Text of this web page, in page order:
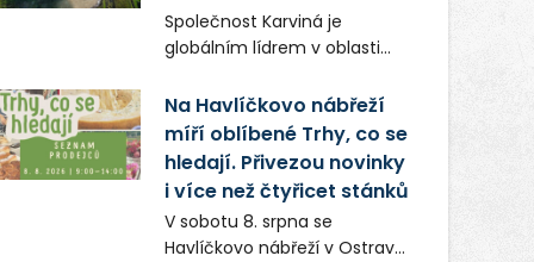
moravskoslezskou metropoli
nevybrali náhodou – její
přirozenou součástí příběhu
bývalého boxerského
šampiona Hoffa (Milan
Ondrík), jenž se po letech
vrací do světa vrcholových
zápasů, tentokrát v MMA.
Společnost Karviná je
globálním lídrem v oblasti
systémů, stabilním
zaměstnavatelem na
Karvinsku a firmou s
obrovským potenciálem.
Na Havlíčkovo nábřeží
míří oblíbené Trhy, co se
hledají. Přivezou novinky
i více než čtyřicet stánků
V sobotu 8. srpna se
Havlíčkovo nábřeží v Ostravě